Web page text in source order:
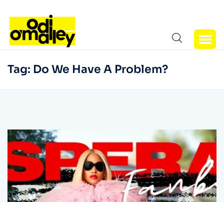
Tag: Do We Have A Problem?